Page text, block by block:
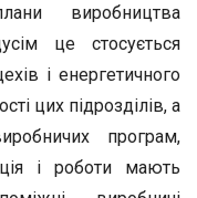
виробництва
це стосується
і енергетичного
цих підрозділів, а
програм,
і роботи мають